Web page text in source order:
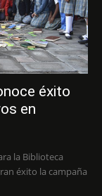
éxito
en
la Biblioteca